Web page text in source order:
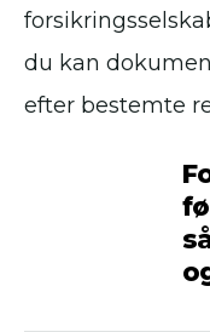
du kan
efter bestemte